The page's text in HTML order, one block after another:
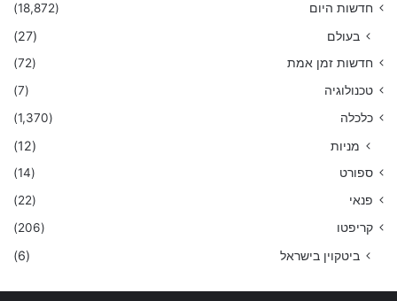
חדשות היום
(18,872)
בעולם (27)
חדשות זמן אמת
(72)
טכנולוגיה
(7)
כלכלה
(1,370)
מניות (12)
ספורט
(14)
פנאי
(22)
קריפטו
(206)
ביטקוין בישראל (6)